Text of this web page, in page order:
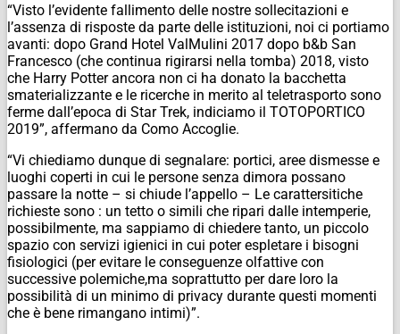
“Visto l’evidente fallimento delle nostre sollecitazioni e
l’assenza di risposte da parte delle istituzioni, noi ci portiamo
avanti: dopo Grand Hotel ValMulini 2017 dopo b&b San
Francesco (che continua rigirarsi nella tomba) 2018, visto
che Harry Potter ancora non ci ha donato la bacchetta
smaterializzante e le ricerche in merito al teletrasporto sono
ferme dall’epoca di Star Trek, indiciamo il TOTOPORTICO
2019”, affermano da Como Accoglie.
“Vi chiediamo dunque di segnalare: portici, aree dismesse e
luoghi coperti in cui le persone senza dimora possano
passare la notte – si chiude l’appello – Le carattersitiche
richieste sono : un tetto o simili che ripari dalle intemperie,
possibilmente, ma sappiamo di chiedere tanto, un piccolo
spazio con servizi igienici in cui poter espletare i bisogni
fisiologici (per evitare le conseguenze olfattive con
successive polemiche,ma soprattutto per dare loro la
possibilità di un minimo di privacy durante questi momenti
che è bene rimangano intimi)”.